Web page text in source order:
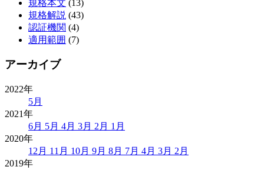
規格本文 (13)
規格解説 (43)
認証機関 (4)
適用範囲 (7)
アーカイブ
2022年
5月
2021年
6月 5月 4月 3月 2月 1月
2020年
12月 11月 10月 9月 8月 7月 4月 3月 2月
2019年